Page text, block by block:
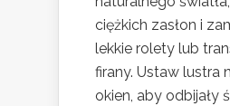
ciężkich zasłon i
lekkie rolety lub
firany. Ustaw lustra
okien, aby odbijały